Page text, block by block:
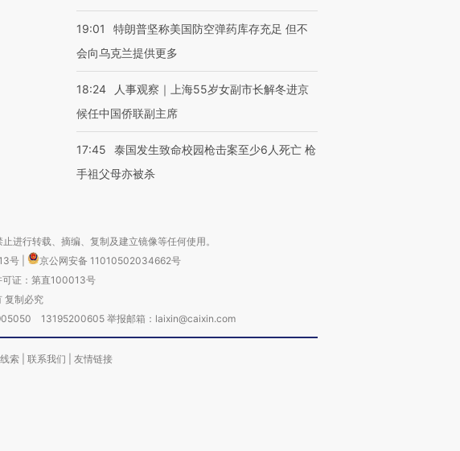
19:01
特朗普坚称美国防空弹药库存充足 但不
会向乌克兰提供更多
18:24
人事观察｜上海55岁女副市长解冬进京
候任中国侨联副主席
17:45
泰国发生致命校园枪击案至少6人死亡 枪
手祖父母亦被杀
进行转载、摘编、复制及建立镜像等任何使用。
号
京公网安备 11010502034662号
可证：第直100013号
复制必究
13195200605 举报邮箱：laixin@caixin.com
索 联系我们 友情链接